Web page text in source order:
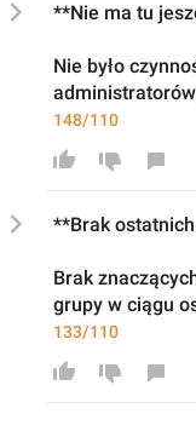
**Nie ma tu
Nie było
administratorów
148/110
**Brak
Brak znacząc
grupy w ciągu
133/110